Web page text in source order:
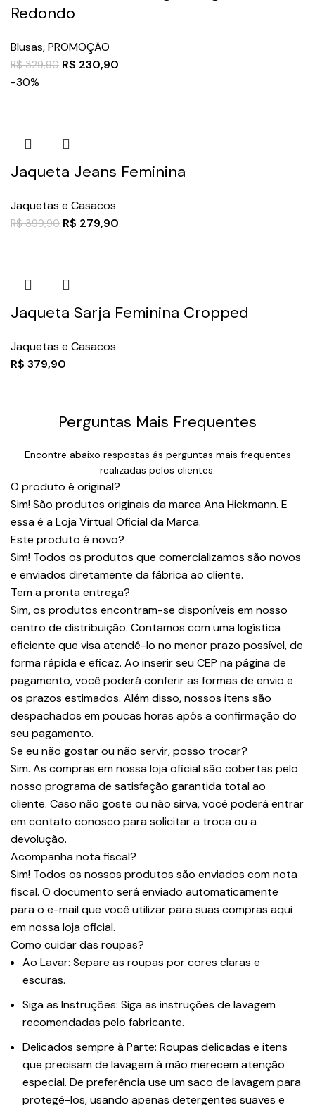
Redondo
Blusas,PROMOÇÃO
R$329,90 R$ 230,90
-30%
Jaqueta Jeans Feminina
Jaquetas e Casacos
R$399,90 R$ 279,90
Jaqueta Sarja Feminina Cropped
Jaquetas e Casacos
R$ 379,90
Perguntas Mais Frequentes
Encontre abaixo respostas ás perguntas mais frequentes
realizadas pelos clientes.
O produto é original?
Sim! São produtos originais da marca Ana Hickmann. E
essa é a Loja Virtual Oficial da Marca.
Este produto é novo?
Sim! Todos os produtos que comercializamos são novos
e enviados diretamente da fábrica ao cliente.
Tem a pronta entrega?
Sim, os produtos encontram-se disponíveis em nosso
centro de distribuição. Contamos com uma logística
eficiente que visa atendê-lo no menor prazo possível, de
forma rápida e eficaz. Ao inserir seu CEP na página de
pagamento, você poderá conferir as formas de envio e
os prazos estimados. Além disso, nossos itens são
despachados em poucas horas após a confirmação do
seu pagamento.
Se eu não gostar ou não servir, posso trocar?
Sim. As compras em nossa loja oficial são cobertas pelo
nosso programa de satisfação garantida total ao
cliente. Caso não goste ou não sirva, você poderá entrar
em contato conosco para solicitar a troca ou a
devolução.
Acompanha nota fiscal?
Sim! Todos os nossos produtos são enviados com nota
fiscal. O documento será enviado automaticamente
para o e-mail que você utilizar para suas compras aqui
em nossa loja oficial.
Como cuidar das roupas?
Ao Lavar: Separe as roupas por cores claras e
escuras.
Siga as Instruções: Siga as instruções de lavagem
recomendadas pelo fabricante.
Delicados sempre à Parte: Roupas delicadas e itens
que precisam de lavagem à mão merecem atenção
especial. De preferência use um saco de lavagem para
protegê-los, usando apenas detergentes suaves e